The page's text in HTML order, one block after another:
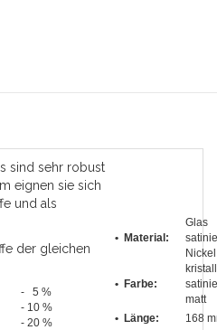
sind sehr robust
eignen sie sich
und als
der gleichen
- 5 %
- 10 %
- 20 %
• Material:
Glas
• Farbe:
kristall
matt
• Länge:
168